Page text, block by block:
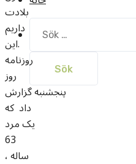
efter:
بلادت
داريم
.اين
روزنامه
روز
پنجشنبه گزارش
داد که
يک مرد
63
ساله ،